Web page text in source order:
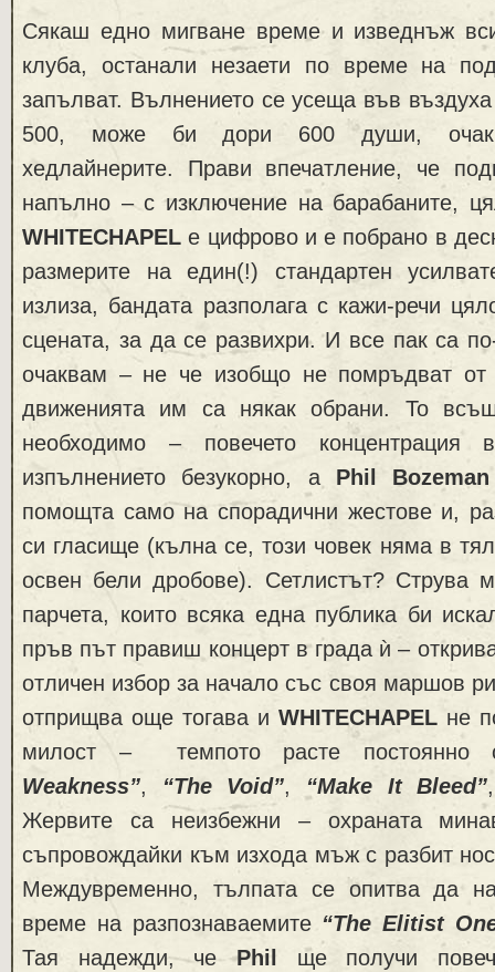
Сякаш едно мигване време и изведнъж
клуба, останали незаети по време на
запълват. Вълнението се усеща във
500, може би дори 600 души,
хедлайнерите. Прави впечатление, че
напълно – с изключение на барабаните,
WHITECHAPEL е цифрово и e побрано в
размерите на един(!) стандартен
излиза, бандата разполага с кажи-речи
сцената, за да се развихри. И все пак са
очаквам – не че изобщо не помръдват от
движенията им са някак обрани. То
необходимо – повечето концентрация
изпълнението безукорно, а Phil Bozeman
помощта само на спорадични жестове и,
си гласище (кълна се, този човек няма в
освен бели дробове). Сетлистът? Струва
парчета, които всяка една публика би
пръв път правиш концерт в града ѝ –
отличен избор за начало със своя маршов
отприщва още тогава и WHITECHAPEL не
милост – темпото расте постоянно
Weakness”, “The Void”, “Make It Bleed”,
Жервите са неизбежни – охраната
съпровождайки към изхода мъж с разбит
Междувременно, тълпата се опитва да
време на разпознаваемите“The Elitist
Тая надежди, чеPhil
ще получи